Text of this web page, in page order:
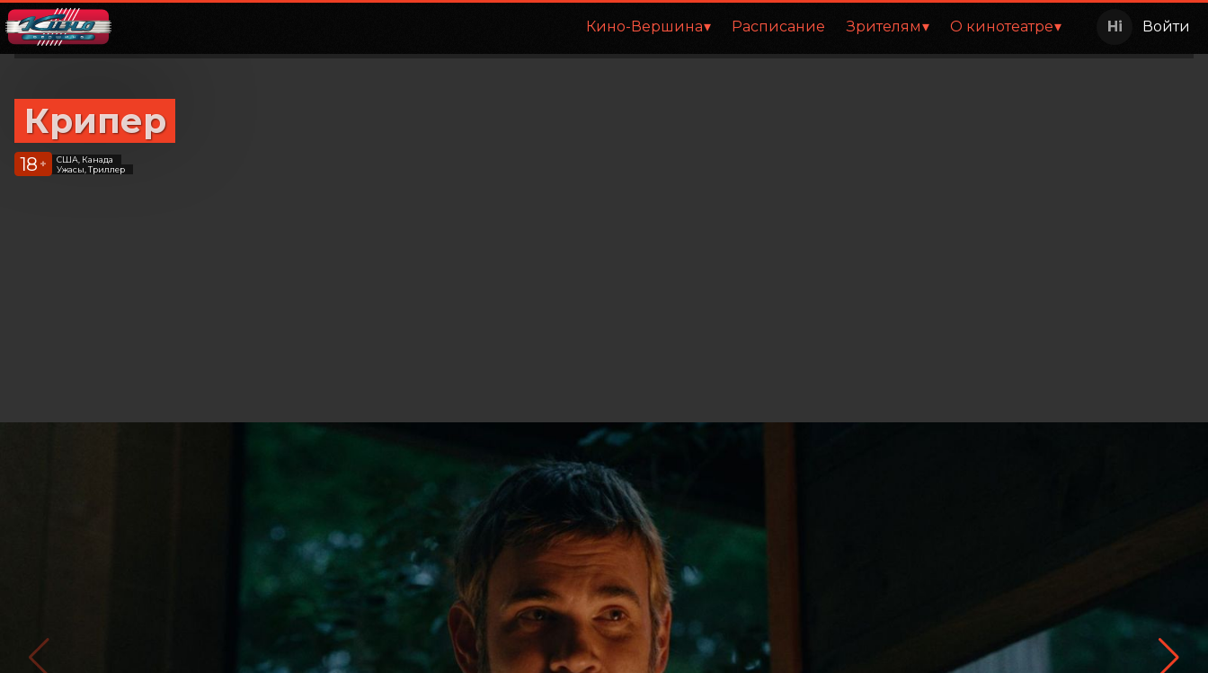
Кино-Вершина Расписание Зрителям О кинотеатре Войти
Крипер
18 +
США, Канада
Ужасы, Триллер